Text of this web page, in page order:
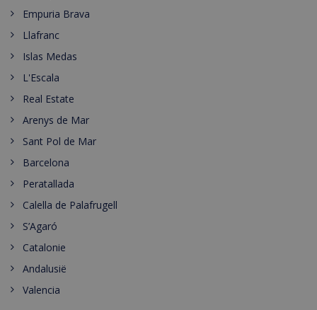
Empuria Brava
Llafranc
Islas Medas
L'Escala
Real Estate
Arenys de Mar
Sant Pol de Mar
Barcelona
Peratallada
Calella de Palafrugell
S’Agaró
Catalonie
Andalusië
Valencia